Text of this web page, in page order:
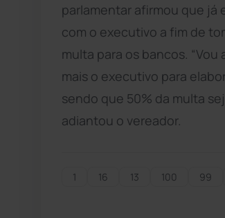
parlamentar afirmou que já
com o executivo a fim de
multa para os bancos.
mais o executivo para
sendo que 50% da multa
adiantou o vereador.
1 16 13 100 99